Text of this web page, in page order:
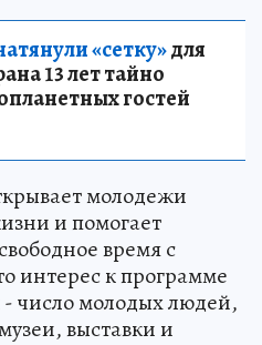
«сетку»для
13 лет тайно
гостей
молодежи
и помогает
время с
интерес к программе
- число молодых людей,
выставки и